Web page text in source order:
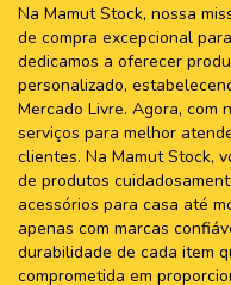
Na Mamut Stock, nossa
de compra excepcional
dedicamos a oferecer
personalizado,
Mercado Livre. Agora, com
serviços para melhor
clientes. Na Mamut Stock,
de produtos
acessórios para casa até
apenas com marcas
durabilidade de cada item
comprometida em